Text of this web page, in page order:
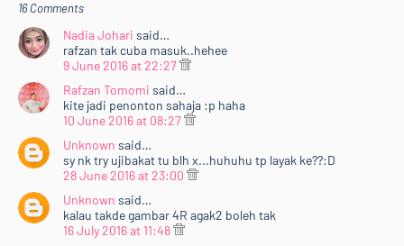
16 Comments
Nadia Johari said…
rafzan tak cuba masuk..hehee
9 June 2016 at 22:27
Rafzan Tomomi said…
kite jadi penonton sahaja :p haha
10 June 2016 at 08:27
Unknown said…
sy nk try ujibakat tu blh x...huhuhu tp layak ke??:D
28 June 2016 at 23:00
Unknown said…
kalau takde gambar 4R agak2 boleh tak
16 July 2016 at 11:48